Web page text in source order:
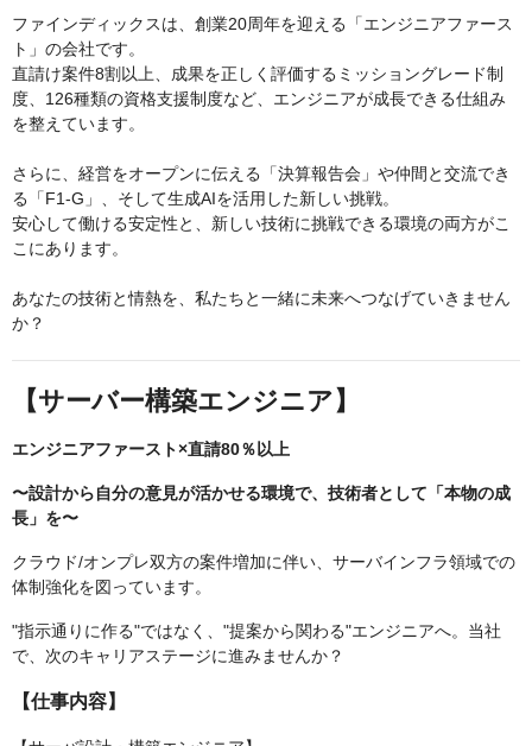
ファインディックスは、創業20周年を迎える「エンジニアファース
ト」の会社です。
直請け案件8割以上、成果を正しく評価するミッショングレード制
度、126種類の資格支援制度など、エンジニアが成長できる仕組み
を整えています。
さらに、経営をオープンに伝える「決算報告会」や仲間と交流でき
る「F1-G」、そして生成AIを活用した新しい挑戦。
安心して働ける安定性と、新しい技術に挑戦できる環境の両方がこ
こにあります。
あなたの技術と情熱を、私たちと一緒に未来へつなげていきません
か？
【サーバー構築エンジニア】
エンジニアファースト×直請80％以上
〜設計から自分の意見が活かせる環境で、技術者として「本物の成
長」を〜
クラウド/オンプレ双方の案件増加に伴い、サーバインフラ領域での
体制強化を図っています。
"指示通りに作る"ではなく、"提案から関わる"エンジニアへ。当社
で、次のキャリアステージに進みませんか？
【仕事内容】